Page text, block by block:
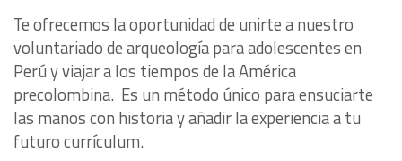
Te ofrecemos la oportunidad de unirte a nuestro
voluntariado de arqueología para adolescentes en
Perú y viajar a los tiempos de la América
precolombina. Es un método único para ensuciarte
las manos con historia y añadir la experiencia a tu
futuro currículum.